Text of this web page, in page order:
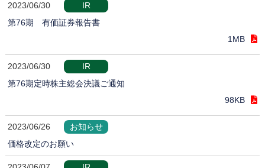
2023/06/30
IR
第76期 有価証券報告書
1MB
2023/06/30
IR
第76期定時株主総会決議ご通知
98KB
2023/06/26
お知らせ
価格改定のお願い